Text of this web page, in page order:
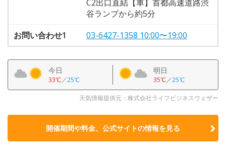
C2出口直結【車】首都高速道路渋
谷ランプから約5分
お問い合わせ1
03-6427-1358 10:00〜19:00
今日
33℃／25℃
明日
35℃／25℃
天気情報提供元：株式会社ライフビジネスウェザー
開催期間や料金、公式サイトの情報を見る